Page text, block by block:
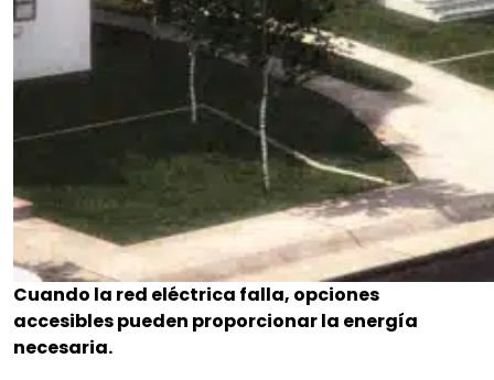
Cuando la red eléctrica falla, opciones
accesibles pueden proporcionar la energía
necesaria.